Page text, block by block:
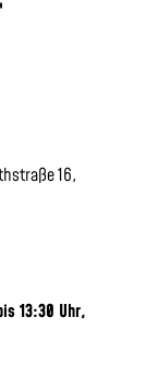
16,
13:30 Uhr,